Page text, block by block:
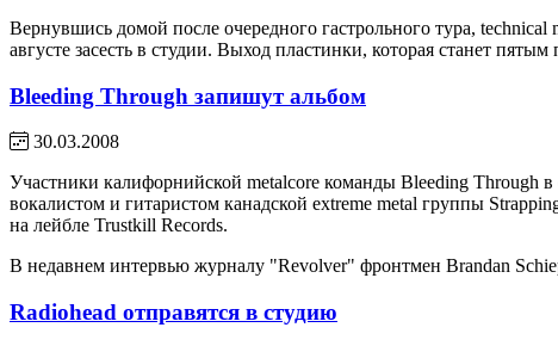
Вернувшись домой после очередного гастрольного тура,
августе засесть в студии. Выход пластинки, которая станет
Bleeding Through запишут альбом
30.03.2008
Участники калифорнийской metalcore команды Bleeding Through
вокалистом и гитаристом канадской extreme metal группы
на лейбле Trustkill Records.
В недавнем интервью журналу "Revolver" фронтмен Brandan
Radiohead отправятся в студию